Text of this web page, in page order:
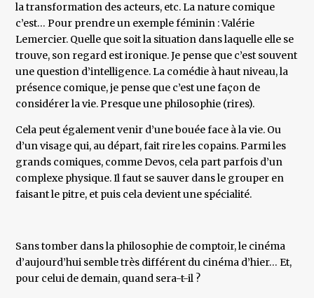
la transformation des acteurs, etc. La nature comique
c’est… Pour prendre un exemple féminin : Valérie
Lemercier. Quelle que soit la situation dans laquelle elle se
trouve, son regard est ironique. Je pense que c’est souvent
une question d’intelligence. La comédie à haut niveau, la
présence comique, je pense que c’est une façon de
considérer la vie. Presque une philosophie (rires).
Cela peut également venir d’une bouée face à la vie. Ou
d’un visage qui, au départ, fait rire les copains. Parmi les
grands comiques, comme Devos, cela part parfois d’un
complexe physique. Il faut se sauver dans le grouper en
faisant le pitre, et puis cela devient une spécialité.
Sans tomber dans la philosophie de comptoir, le cinéma
d’aujourd’hui semble très différent du cinéma d’hier… Et,
pour celui de demain, quand sera-t-il ?